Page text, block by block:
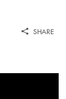
SHARE